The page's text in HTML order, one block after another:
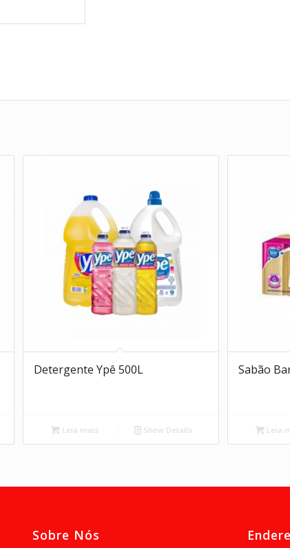
Detergente Ypê 500L
Leia mais Show Details
Sabão
Leia
Sobre Nós